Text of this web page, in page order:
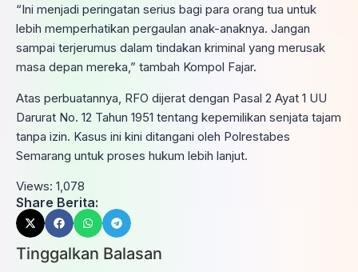
“Ini menjadi peringatan serius bagi para orang tua untuk
lebih memperhatikan pergaulan anak-anaknya. Jangan
sampai terjerumus dalam tindakan kriminal yang merusak
masa depan mereka,” tambah Kompol Fajar.
Atas perbuatannya, RFO dijerat dengan Pasal 2 Ayat 1 UU
Darurat No. 12 Tahun 1951 tentang kepemilikan senjata tajam
tanpa izin. Kasus ini kini ditangani oleh Polrestabes
Semarang untuk proses hukum lebih lanjut.
Views: 1,078
Share Berita:
Tinggalkan Balasan